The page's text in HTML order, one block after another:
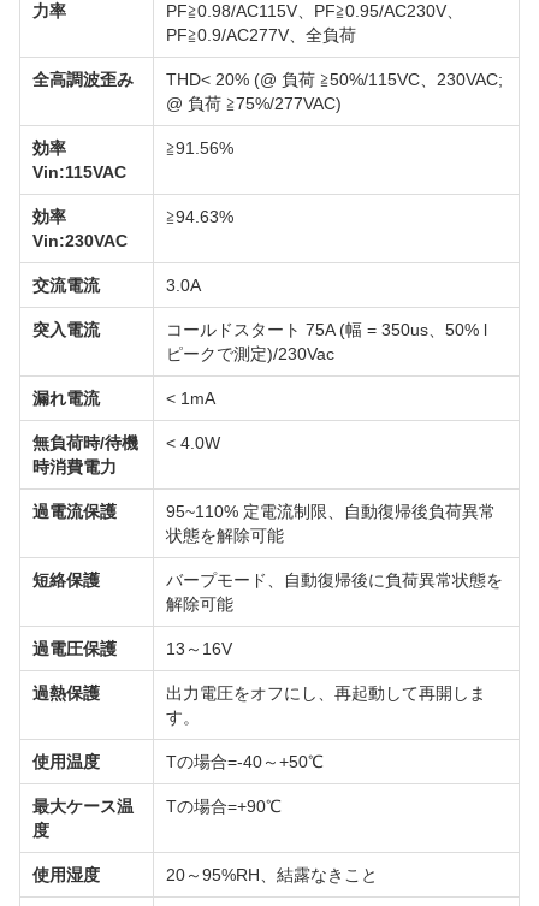
力率
PF≧0.98/AC115V、PF≧0.95/AC230V、
PF≧0.9/AC277V、全負荷
全高調波歪み
THD< 20% (@ 負荷 ≧50%/115VC、230VAC;
@ 負荷 ≧75%/277VAC)
効率
Vin:115VAC
≧91.56%
効率
Vin:230VAC
≧94.63%
交流電流 3.0A
突入電流
コールドスタート 75A (幅 = 350us、50% l
ピークで測定)/230Vac
漏れ電流 < 1mA
無負荷時/待機
時消費電力
< 4.0W
過電流保護
95~110% 定電流制限、自動復帰後負荷異常
状態を解除可能
短絡保護
バープモード、自動復帰後に負荷異常状態を
解除可能
過電圧保護 13～16V
過熱保護
出力電圧をオフにし、再起動して再開しま
す。
使用温度 Tの場合=-40～+50℃
最大ケース温
度
Tの場合=+90℃
使用湿度 20～95%RH、結露なきこと